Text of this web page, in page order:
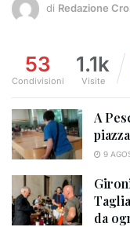
di Redazione
53
Condivisioni
1.1k
Visite
A
9
da